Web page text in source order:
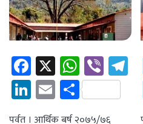
Facebook
X
LinkedIn
EmailShare
पर्वत । आर्थिक बर्ष २०७५/७६